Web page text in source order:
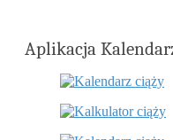
Aplikacja